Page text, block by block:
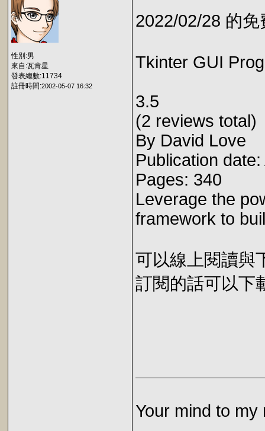
性別:男
來自:瓦肯星
發表總數:11734
註冊時間:2002-05-07 16:32
2022/02/28 的
Tkinter GUI
3.5
(2 reviews total)
By David Love
Publication
Pages: 340
Leverage the
framework to
可以線上閱讀與
訂閱的話可以下
Your mind to my